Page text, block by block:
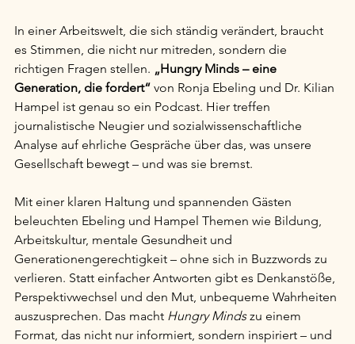
In einer Arbeitswelt, die sich ständig verändert, braucht
es Stimmen, die nicht nur mitreden, sondern die
richtigen Fragen stellen. „Hungry Minds – eine
Generation, die fordert“ von Ronja Ebeling und Dr. Kilian
Hampel ist genau so ein Podcast. Hier treffen
journalistische Neugier und sozialwissenschaftliche
Analyse auf ehrliche Gespräche über das, was unsere
Gesellschaft bewegt – und was sie bremst.
Mit einer klaren Haltung und spannenden Gästen
beleuchten Ebeling und Hampel Themen wie Bildung,
Arbeitskultur, mentale Gesundheit und
Generationengerechtigkeit – ohne sich in Buzzwords zu
verlieren. Statt einfacher Antworten gibt es Denkanstöße,
Perspektivwechsel und den Mut, unbequeme Wahrheiten
auszusprechen. Das macht Hungry Minds zu einem
Format, das nicht nur informiert, sondern inspiriert – und